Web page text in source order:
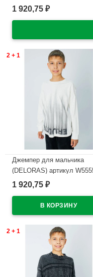
В наличии
1 920,75 ₽
2 + 1
Джемпер для мальчика
(DELORAS) артикул
размер 34/134-44/164 цвет
1 920,75 ₽
2 + 1